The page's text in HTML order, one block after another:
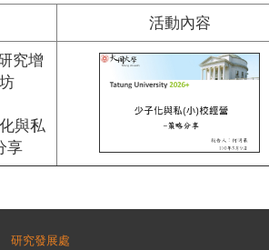
活動內容
究增
與私
享
研究發展處